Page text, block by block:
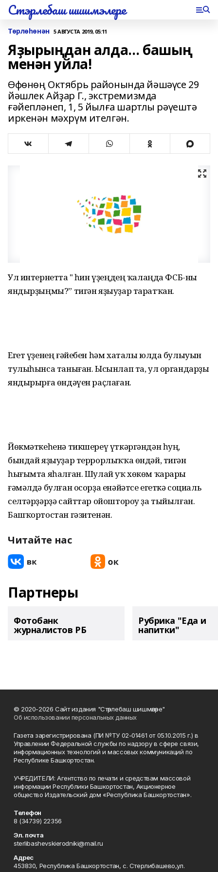
Стэрлебаш шишмэлере
Төрлөһөнән 5 АВГУСТА 2019, 05:11
Яҙырыңдан алда… башың
менән уйла!
Өфөнөң Октябрь районында йәшәүсе 29
йәшлек Айҙар Г., экстремизмда
ғәйепләнеп, 1, 5 йылға шартлы рәүештә
иркенән мәхрүм ителгән.
Ул интернетта "Ә һин үҙеңдең ҡалаңда ФСБ-ны
яндырҙыңмы?” тигән яҙыуҙар таратҡан.
Егет үҙенең ғәйебен һәм хаталы юлда булыуын
тулыһынса таныған. Ысынлап та, ул органдарҙы
яндырырға өндәүен раҫлаған.
Йөкмәткеһенә тикшереү үткәргәндән һуң,
бындай яҙыуҙар террорлыҡҡа өндәй, тигән
һығымта яһалған. Шулай уҡ хөкөм ҡарары
ғәмәлдә булған осорҙа енәйәтсе егеткә социаль
селтәрҙәрҙә сайттар ойоштороу ҙа тыйылған.
Башҡортостан гәзитенән.
Читайте нас
Партнеры
Фотобанк
журналистов РБ
Рубрика "Еда и
напитки"
© 2020-2026 Сайт издания "Стәрлебаш шишмәләре"
Об использовании персональных данных
Газета зарегистрирована (ПИ №ТУ 02-01461 от 05.10.2015 г.) в
Управлении Федеральной службы по надзору в сфере связи,
информационных технологий и массовых коммуникаций по
Республике Башкортостан.
УЧРЕДИТЕЛИ: Агентство по печати и средствам массовой
информации Республики Башкортостан, Акционерное
общество Издательский дом «Республика Башкортостан».
Телефон
8 (34739) 22356
Эл. почта
sterlibashevskierodniki@mail.ru
Адрес
453830, Республика Башкортостан, c. Стерлибашево,ул.